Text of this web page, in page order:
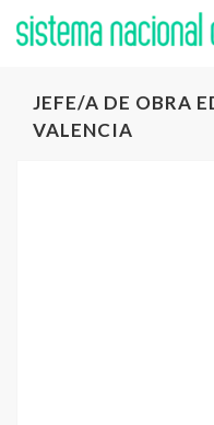
JEFE/A DE OBRA
VALENCIA